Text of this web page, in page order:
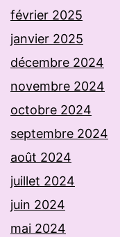
février 2025
janvier 2025
décembre 2024
novembre 2024
octobre 2024
septembre 2024
août 2024
juillet 2024
juin 2024
mai 2024